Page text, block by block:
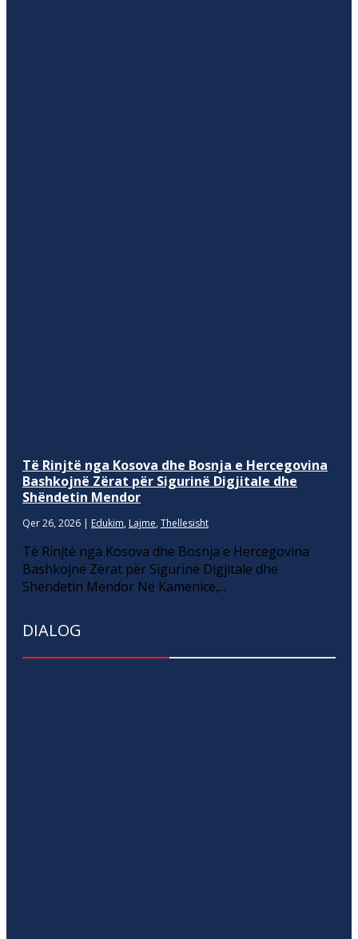
Të Rinjtë nga Kosova dhe Bosnja e Hercegovina
Bashkojnë Zërat për Sigurinë Digjitale dhe
Shëndetin Mendor
Qer 26, 2026 | Edukim, Lajme, Thellesisht
Të Rinjtë nga Kosova dhe Bosnja e Hercegovina
Bashkojnë Zërat për Sigurinë Digjitale dhe
Shëndetin Mendor Në Kamenicë,...
DIALOG